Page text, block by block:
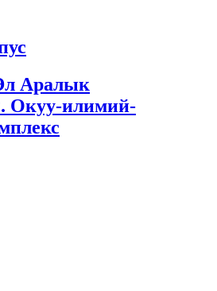
Аралык
Окуу-илимий-